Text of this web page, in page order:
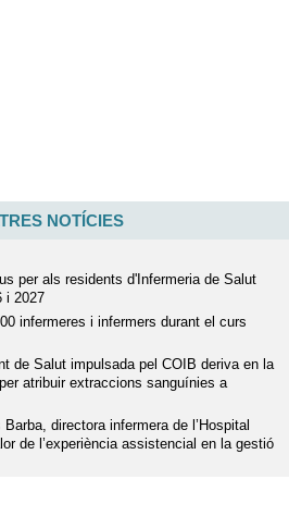
NOTÍCIES
per als residents d'Infermeria de Salut
i 2027
infermeres i infermers durant el curs
de Salut impulsada pel COIB deriva en la
atribuir extraccions sanguínies a
directora infermera de l’Hospital
de l’experiència assistencial en la gestió